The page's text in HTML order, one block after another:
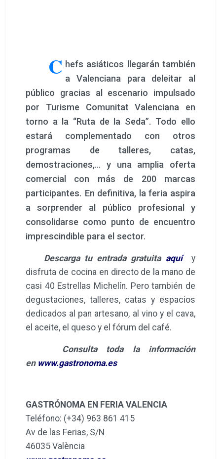
C hefs asiáticos llegarán también
a Valenciana para deleitar al
público gracias al escenario impulsado
por Turisme Comunitat Valenciana en
torno a la “Ruta de la Seda”. Todo ello
estará complementado con otros
programas de talleres, catas,
demostraciones,… y una amplia oferta
comercial con más de 200 marcas
participantes. En definitiva, la feria aspira
a sorprender al público profesional y
consolidarse como punto de encuentro
imprescindible para el sector.
Descarga tu entrada gratuita aquí
y
disfruta de cocina en directo de la mano de
casi 40 Estrellas Michelín. Pero también de
degustaciones, talleres, catas y espacios
dedicados al pan artesano, al vino y el cava,
el aceite, el queso y el fórum del café.
Consulta toda la información
en www.gastronoma.es
GASTRÓNOMA EN FERIA VALENCIA
Teléfono: (+34) 963 861 415
Av de las Ferias, S/N
46035 València